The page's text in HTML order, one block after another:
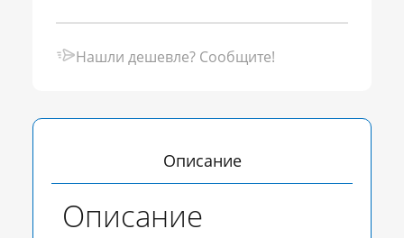
Нашли дешевле? Сообщите!
Описание
Описание